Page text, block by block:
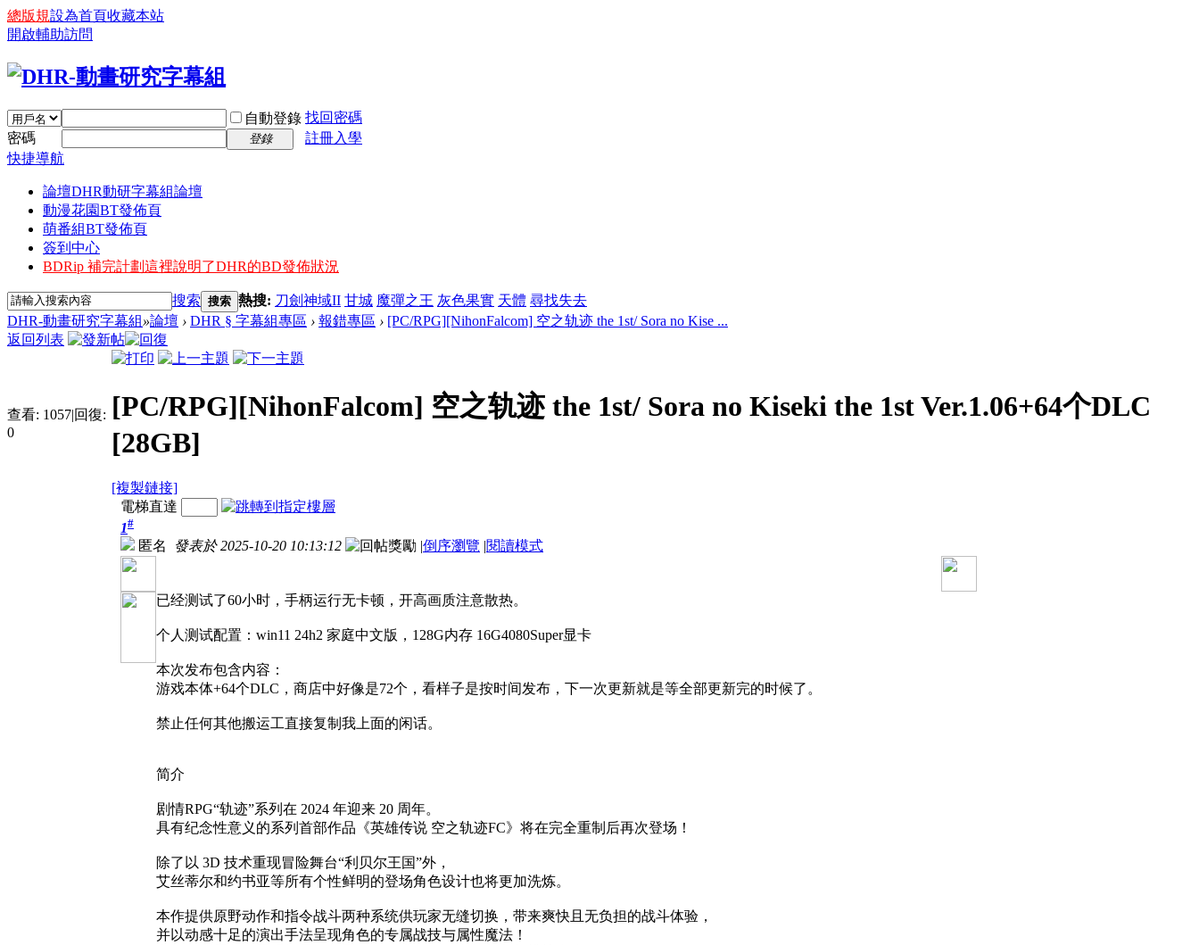
總版規設為首頁收藏本站
開啟輔助訪問
自動登錄 找回密碼
密碼
登錄
註冊入學
快捷導航
論壇DHR動研字幕組論壇
動漫花園BT發佈頁
萌番組BT發佈頁
簽到中心
BDRip 補完計劃這裡說明了DHR的BD發佈狀況
搜索 搜索 熱搜: 刀劍神域II 甘城 魔彈之王 灰色果實 天體 尋找失去
DHR-動畫研究字幕組»論壇 › DHR § 字幕組專區 › 報錯專區 › [PC/RPG][NihonFalcom] 空之轨迹 the 1st/ Sora no Kise ...
返回列表
查看: 1057|回復:
0
[PC/RPG][NihonFalcom] 空之轨迹 the 1st/ Sora no Kiseki the 1st Ver.1.06+64个DLC
[28GB]
[複製鏈接]
電梯直達
1#
匿名 發表於 2025-10-20 10:13:12 |倒序瀏覽 |閱讀模式
已经测试了60小时，手柄运行无卡顿，开高画质注意散热。
个人测试配置：win11 24h2 家庭中文版，128G内存 16G4080Super显卡
本次发布包含内容：
游戏本体+64个DLC，商店中好像是72个，看样子是按时间发布，下一次更新就是等全部更新完的时候了。
禁止任何其他搬运工直接复制我上面的闲话。
简介
剧情RPG“轨迹”系列在 2024 年迎来 20 周年。
具有纪念性意义的系列首部作品《英雄传说 空之轨迹FC》将在完全重制后再次登场！
除了以 3D 技术重现冒险舞台“利贝尔王国”外，
艾丝蒂尔和约书亚等所有个性鲜明的登场角色设计也将更加洗炼。
本作提供原野动作和指令战斗两种系统供玩家无缝切换，带来爽快且无负担的战斗体验，
并以动感十足的演出手法呈现角色的专属战技与属性魔法！